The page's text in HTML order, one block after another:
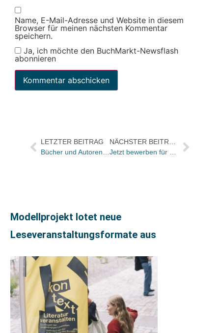
Name, E-Mail-Adresse und Website in diesem
Browser für meinen nächsten Kommentar
speichern.
Ja, ich möchte den BuchMarkt-Newsflash
abonnieren
LETZTER BEITRAG
Modellprojekt lotet neue
Leseveranstaltungsformate aus